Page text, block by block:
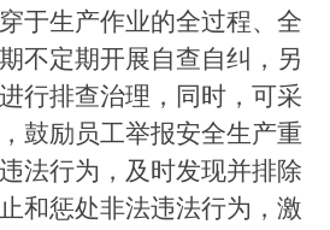
于生产作业的全过程、全
不定期开展自查自纠，另
行排查治理，同时，可采
鼓励员工举报安全生产重
法行为，及时发现并排除
和惩处非法违法行为，激